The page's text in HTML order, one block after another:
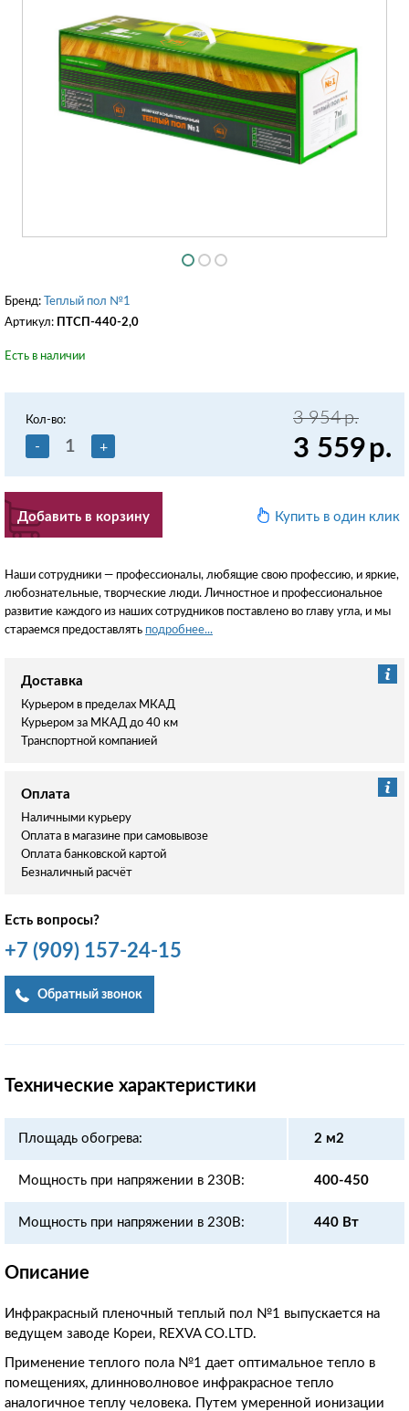
Бренд:
Теплый пол №1
Артикул: ПТСП-440-2,0
Есть в наличии
Кол-во:
- +
Добавить в корзину
3 954р.
3 559р.
Купить в один клик
Наши сотрудники — профессионалы, любящие свою профессию, и яркие,
любознательные, творческие люди. Личностное и профессиональное
развитие каждого из наших сотрудников поставлено во главу угла, и мы
стараемся предоставлять подробнее...
Доставка
Курьером в пределах МКАД
Курьером за МКАД до 40 км
Транспортной компанией
Оплата
Наличными курьеру
Оплата в магазине при самовывозе
Оплата банковской картой
Безналичный расчёт
Есть вопросы?
+7 (909) 157-24-15
Обратный звонок
Технические характеристики
Площадь обогрева: 2 м2
Мощность при напряжении в 230В: 400-450
Мощность при напряжении в 230В: 440 Вт
Описание
Инфракрасный пленочный теплый пол №1 выпускается на
ведущем заводе Кореи, REXVA CO.LTD.
Применение теплого пола №1 дает оптимальное тепло в
помещениях, длинноволновое инфракрасное тепло
аналогичное теплу человека. Путем умеренной ионизации